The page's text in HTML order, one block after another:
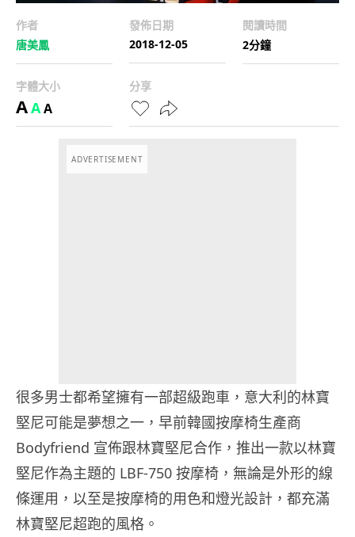
作者
唐美鳳
發佈日期
2018-12-05
閱讀時間
2分鐘
字體大小
AAA
分享
ADVERTISEMENT
很多男士都希望擁有一部超級跑車，意大利的林寶
堅尼可能是夢想之一，早前韓國按摩椅生產商
Bodyfriend 宣佈跟林寶堅尼合作，推出一款以林寶
堅尼作為主題的 LBF-750 按摩椅，無論是外形的線
條運用，以至是按摩椅的用色和燈光設計，都充滿
林寶堅尼超跑的風格。